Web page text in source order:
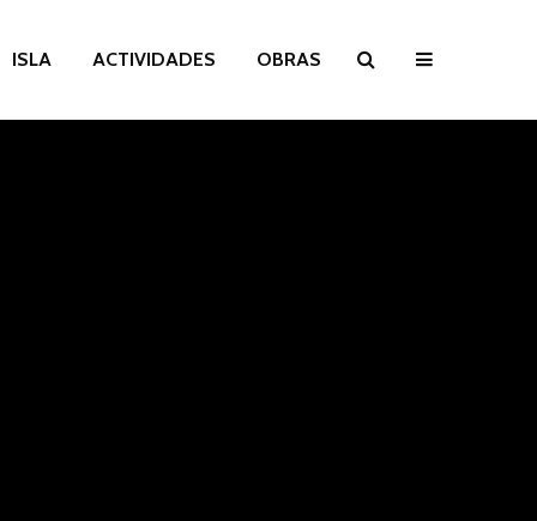
ISLA ACTIVIDADES OBRAS